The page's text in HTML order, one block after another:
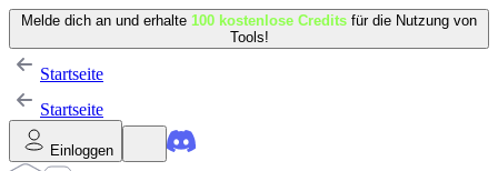
Melde dich an und erhalte 100 kostenlose Credits für die Nutzung von
Tools!
Startseite
Startseite
Einloggen